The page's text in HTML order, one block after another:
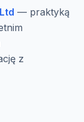
— praktyką
z